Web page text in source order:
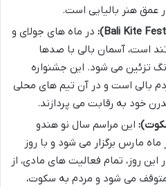
عمق هنر بالیایی است.
در ماه های جولای و
است، آسمان بالی با صدها
تزئین می شود. این جشنواره
بالی است و در آن تیم های محلی
خود به رقابت می پردازند.
این مراسم سال نو هندو
مارس برگزار می شود و با روز
روز، تمام فعالیت های مادی، از
متوقف می شود و مردم به سکوت،